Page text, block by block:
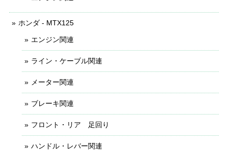
ホンダ - MTX125
エンジン関連
ライン・ケーブル関連
メーター関連
ブレーキ関連
フロント・リア 足回り
ハンドル・レバー関連